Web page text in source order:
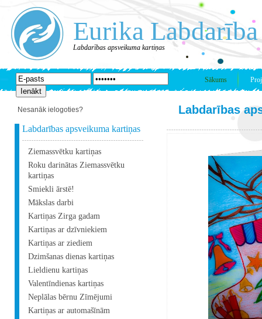
Eurika Labdarība
Labdarības apsveikuma kartiņas
Sākums
Nesanāk ielogoties?
Labdarības apsveikuma kartiņas
Ziemassvētku kartiņas
Roku darinātas Ziemassvētku
kartiņas
Smiekli ārstē!
Mākslas darbi
Kartiņas Zirga gadam
Kartiņas ar dzīvniekiem
Kartiņas ar ziediem
Dzimšanas dienas kartiņas
Lieldienu kartiņas
Valentīndienas kartiņas
Neplālas bērnu Zīmējumi
Kartiņas ar automašīnām
Labdarības